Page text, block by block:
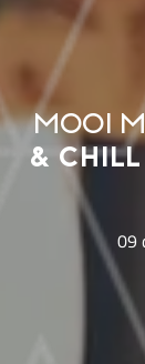
Mooi
& Chill
09